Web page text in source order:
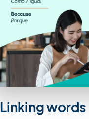
Linking words